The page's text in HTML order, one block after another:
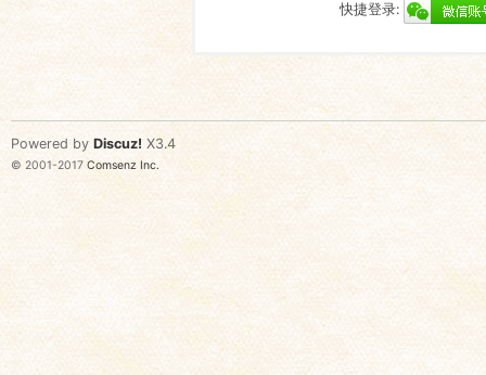
快捷登录:
Powered by Discuz! X3.4
© 2001-2017 Comsenz Inc.